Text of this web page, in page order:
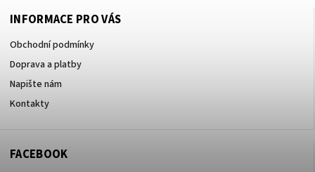
INFORMACE PRO VÁS
Obchodní podmínky
Doprava a platby
Napište nám
Kontakty
FACEBOOK